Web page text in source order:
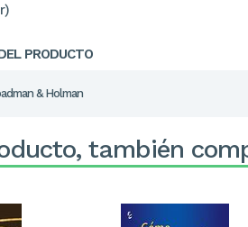
PRODUCTO
& Holman
también